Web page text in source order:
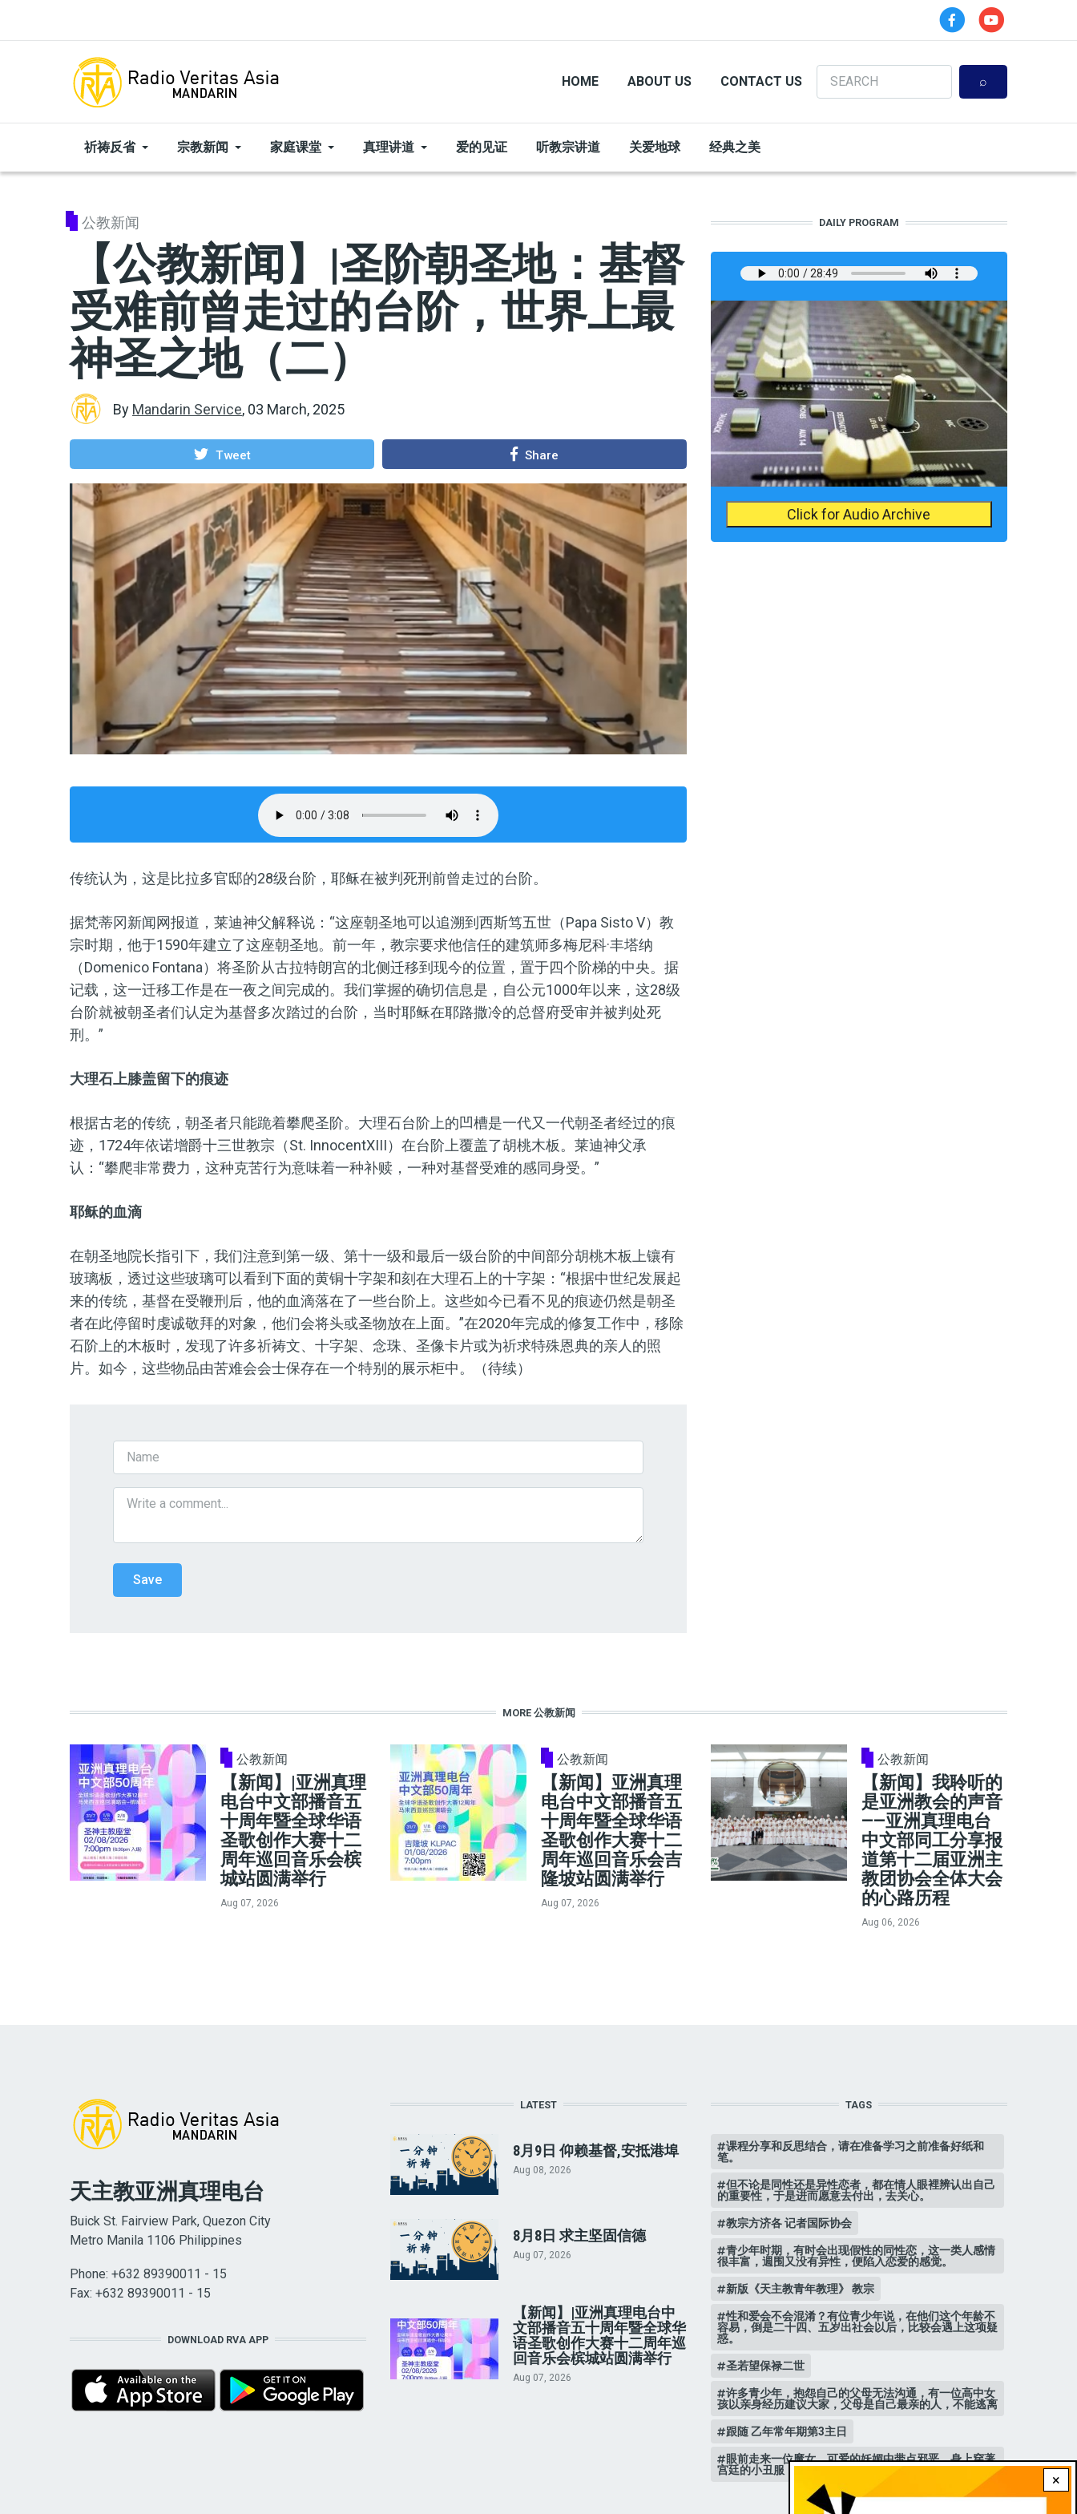
HOME ABOUT US CONTACT US
Search
祈祷反省 宗教新闻 家庭课堂 真理讲道 爱的见证 听教宗讲道 关爱地球 经典之美
公教新闻
【公教新闻】|圣阶朝圣地：基督
受难前曾走过的台阶，世界上最
神圣之地（二）
By Mandarin Service, 03 March, 2025
Tweet Share
传统认为，这是比拉多官邸的28级台阶，耶稣在被判死刑前曾走过的台阶。
据梵蒂冈新闻网报道，莱迪神父解释说：“这座朝圣地可以追溯到西斯笃五世（Papa Sisto V）教
宗时期，他于1590年建立了这座朝圣地。前一年，教宗要求他信任的建筑师多梅尼科·丰塔纳
（Domenico Fontana）将圣阶从古拉特朗宫的北侧迁移到现今的位置，置于四个阶梯的中央。据
记载，这一迁移工作是在一夜之间完成的。我们掌握的确切信息是，自公元1000年以来，这28级
台阶就被朝圣者们认定为基督多次踏过的台阶，当时耶稣在耶路撒冷的总督府受审并被判处死
刑。”
大理石上膝盖留下的痕迹
根据古老的传统，朝圣者只能跪着攀爬圣阶。大理石台阶上的凹槽是一代又一代朝圣者经过的痕
迹，1724年依诺增爵十三世教宗（St. InnocentXIII）在台阶上覆盖了胡桃木板。莱迪神父承
认：“攀爬非常费力，这种克苦行为意味着一种补赎，一种对基督受难的感同身受。”
耶稣的血滴
在朝圣地院长指引下，我们注意到第一级、第十一级和最后一级台阶的中间部分胡桃木板上镶有
玻璃板，透过这些玻璃可以看到下面的黄铜十字架和刻在大理石上的十字架：“根据中世纪发展起
来的传统，基督在受鞭刑后，他的血滴落在了一些台阶上。这些如今已看不见的痕迹仍然是朝圣
者在此停留时虔诚敬拜的对象，他们会将头或圣物放在上面。”在2020年完成的修复工作中，移除
石阶上的木板时，发现了许多祈祷文、十字架、念珠、圣像卡片或为祈求特殊恩典的亲人的照
片。如今，这些物品由苦难会会士保存在一个特别的展示柜中。（待续）
DAILY PROGRAM
Click for Audio Archive
MORE 公教新闻
公教新闻
【新闻】|亚洲真理
电台中文部播音五
十周年暨全球华语
圣歌创作大赛十二
周年巡回音乐会槟
城站圆满举行
Aug 07, 2026
公教新闻
【新闻】亚洲真理
电台中文部播音五
十周年暨全球华语
圣歌创作大赛十二
周年巡回音乐会吉
隆坡站圆满举行
Aug 07, 2026
公教新闻
【新闻】我聆听的
是亚洲教会的声音
——亚洲真理电台
中文部同工分享报
道第十二届亚洲主
教团协会全体大会
的心路历程
Aug 06, 2026
×
天主教亚洲真理电台
Buick St. Fairview Park, Quezon City
Metro Manila 1106 Philippines
Phone: +632 89390011 - 15
Fax: +632 89390011 - 15
DOWNLOAD RVA APP
LATEST
8月9日 仰赖基督,安抵港埠
Aug 08, 2026
8月8日 求主坚固信德
Aug 07, 2026
【新闻】|亚洲真理电台中
文部播音五十周年暨全球华
语圣歌创作大赛十二周年巡
回音乐会槟城站圆满举行
Aug 07, 2026
TAGS
课程分享和反思结合，请在准备学习之前准备好纸和
笔。
但不论是同性还是异性恋者，都在情人眼裡辨认出自己
的重要性，于是进而愿意去付出，去关心。
教宗方济各 记者国际协会
青少年时期，有时会出现假性的同性恋，这一类人感情
很丰富，週围又没有异性，便陷入恋爱的感觉。
新版《天主教青年教理》 教宗
性和爱会不会混淆？有位青少年说，在他们这个年龄不
容易，倒是二十四、五岁出社会以后，比较会遇上这项疑
惑。
圣若望保禄二世
许多青少年，抱怨自己的父母无法沟通，有一位高中女
孩以亲身经历建议大家，父母是自己最亲的人，不能逃离
跟随 乙年常年期第3主日
眼前走来一位魔女，可爱的妖媚中带点邪恶，身上穿著
宫廷的小丑服，整个造型夸张华丽，非常特殊。